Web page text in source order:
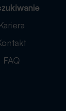
Kariera
FAQ